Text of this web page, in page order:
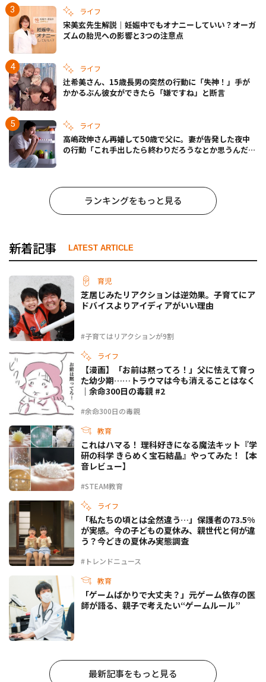
ライフ
宋美玄先生解説｜妊娠中でもオナニーしていい？オーガ
ズムの胎児への影響と3つの注意点
ライフ
辻希美さん、15歳長男の突然の行動に「失神！」手が
かかるぶん彼女ができたら「嫌ですね」と断言
ライフ
高嶋政伸さん再婚して50歳で父に。妻が告発した夜中
の行動「これ手出したら終わりだろうなとか思うんだけ
ランキングをもっと見る
新着記事 LATEST ARTICLE
育児
#子育てはリアクションが9割
芝居じみたリアクションは逆効果。子育てにア
ドバイスよりアイディアがいい理由
ライフ
#余命300日の毒親
【漫画】「お前は黙ってろ！」父に怯えて育っ
た幼少期……トラウマは今も消えることはなく
｜余命300日の毒親 #2
教育
#STEAM教育
これはハマる！ 理科好きになる魔法キット『学
研の科学 きらめく宝石結晶』やってみた！【本
音レビュー】
ライフ
#トレンドニュース
「私たちの頃とは全然違う…」保護者の73.5%
が実感。今の子どもの夏休み、親世代と何が違
う？今どきの夏休み実態調査
教育
「ゲームばかりで大丈夫？」元ゲーム依存の医
師が語る、親子で考えたい“ゲームルール”
最新記事をもっと見る